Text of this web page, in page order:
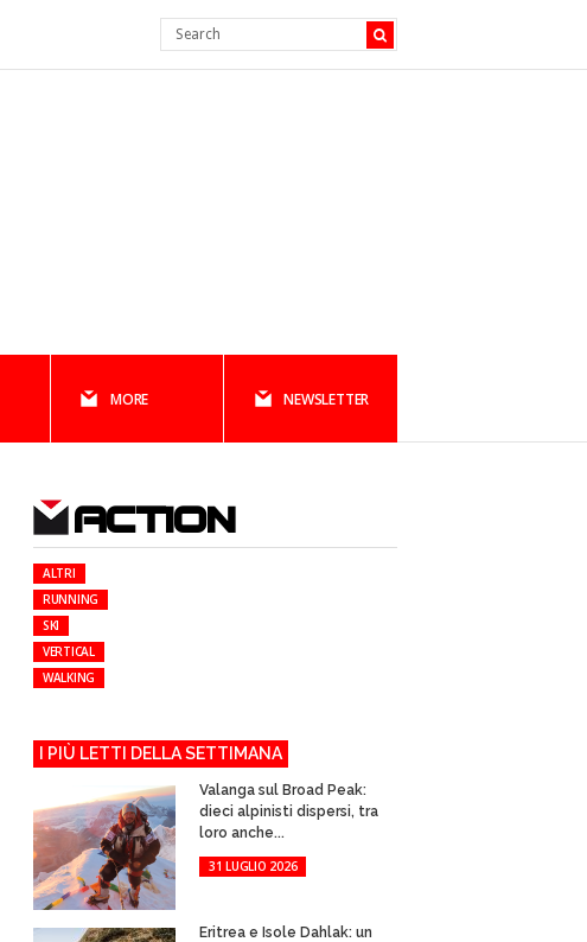
MORE NEWSLETTER
ACTION
ALTRI
RUNNING
SKI
VERTICAL
WALKING
I PIÙ LETTI DELLA SETTIMANA
Valanga sul Broad Peak:
dieci alpinisti dispersi, tra
loro anche...
31 LUGLIO 2026
Eritrea e Isole Dahlak: un